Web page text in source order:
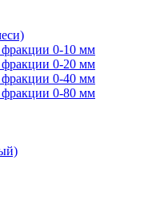
0-10 мм
0-20 мм
0-40 мм
0-80 мм